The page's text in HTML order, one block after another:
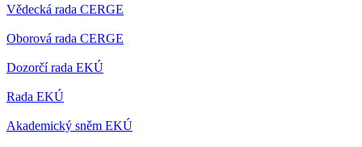
Vědecká rada CERGE
Oborová rada CERGE
Dozorčí rada EKÚ
Rada EKÚ
Akademický sněm EKÚ